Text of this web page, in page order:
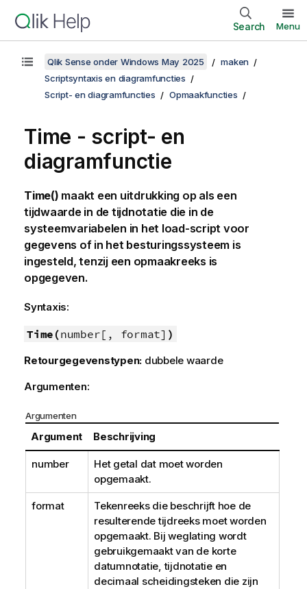
Search Menu
Qlik Sense onder Windows May 2025
maken
Scriptsyntaxis en diagramfuncties
Script- en diagramfuncties
Opmaakfuncties
Time - script- en
diagramfunctie
Time() maakt een uitdrukking op als een
tijdwaarde in de tijdnotatie die in de
systeemvariabelen in het load-script voor
gegevens of in het besturingssysteem is
ingesteld, tenzij een opmaakreeks is
opgegeven.
Syntaxis:
Time(number[, format] )
Retourgegevenstypen: dubbele waarde
Argumenten:
Argumenten
Argument Beschrijving
number
Het getal dat moet worden
opgemaakt.
format
Tekenreeks die beschrijft hoe de
resulterende tijdreeks moet worden
opgemaakt. Bij weglating wordt
gebruikgemaakt van de korte
datumnotatie, tijdnotatie en
decimaal scheidingsteken die zijn